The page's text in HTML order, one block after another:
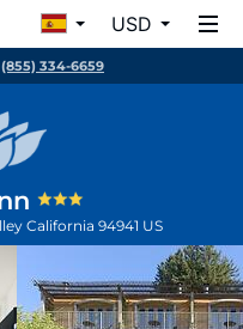
USD
(855) 334-6659
California 94941 US